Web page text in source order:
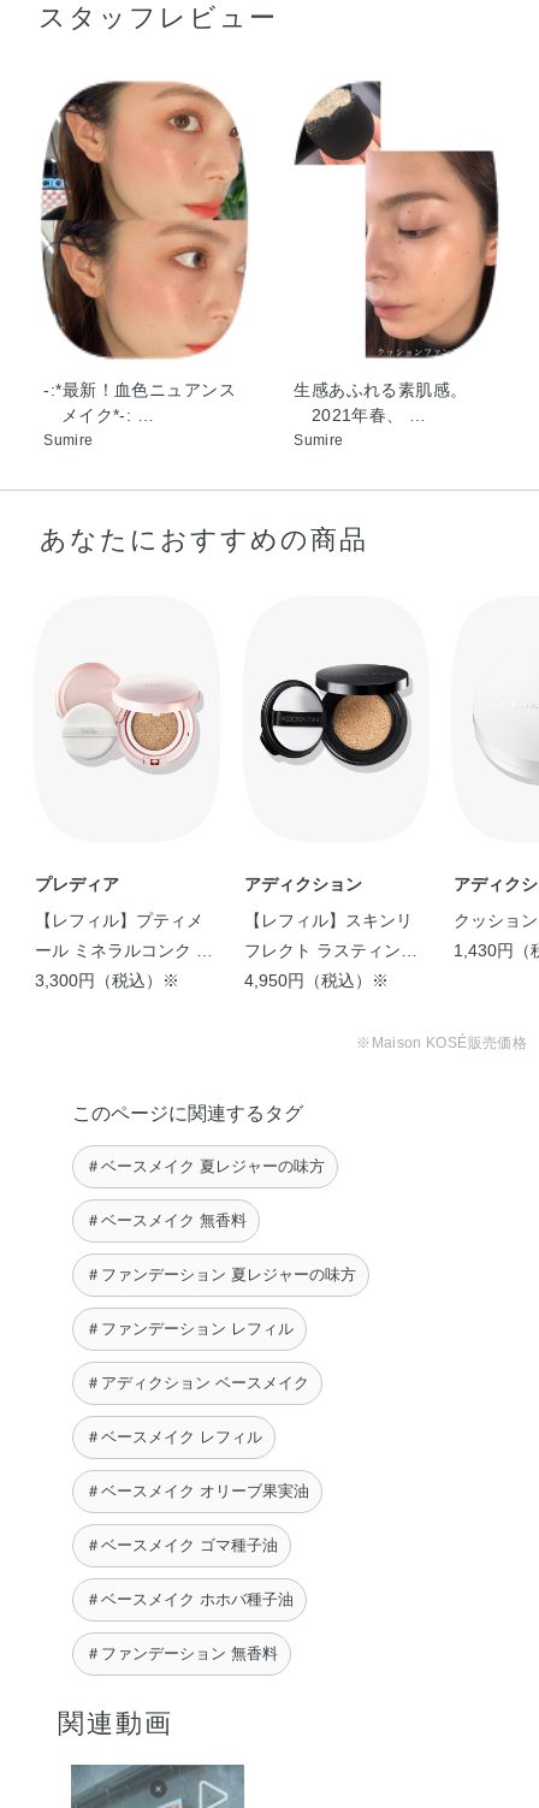
ン・ジエチルアミノヒドロキシベンゾイル安息香酸ヘキシ
ミチン酸オクチル・リンゴ酸ジイソステアリル・オリーブ
果実油・カニナバラ果実油・ゴマ種子油・サフラワー油・
ジパルミチン酸アスコルビル・トコフェロール・ホホバ種
子油・メドウフォーム油・BG・BHT・（アクリレーツ／ア
クリル酸エチルヘキシル／メタクリル酸ジメチコン）コポ
リマー・ジステアルジモニウムヘクトライト・ジメチコ
ン・ステアラルコニウムヘクトライト・ステアロイルグル
タミン酸2Na・トリエトキシカプリリルシラン・ラウリル
PEG－9ポリジメチルシロキシエチルジメチコン・ラウリ
キシエタノール・メチルパラベン・マイカ・酸化チタン・
酸化亜鉛・酸化鉄
スタッフレビュー
-:*最新！血色ニュアンス
メイク*-: …
Sumire
生感あふれる素肌感。
2021年春、 …
Sumire
あなたにおすすめの商品
プレディア
【レフィル】プティメ
ール ミネラルコンク ク
ッションファンデーシ
3,300円（税込）※
アディクション
【レフィル】スキンリ
フレクト ラスティング
ＵＶ クッションファン
4,950円（税込）※
アディク
クッショ
1,430円（
※Maison KOSÉ販売価格
このページに関連するタグ
＃ベースメイク 夏レジャーの味方
＃ベースメイク 無香料
＃ファンデーション 夏レジャーの味方
＃ファンデーション レフィル
＃アディクション ベースメイク
＃ベースメイク レフィル
＃ベースメイク オリーブ果実油
＃ベースメイク ゴマ種子油
＃ベースメイク ホホバ種子油
＃ファンデーション 無香料
関連動画